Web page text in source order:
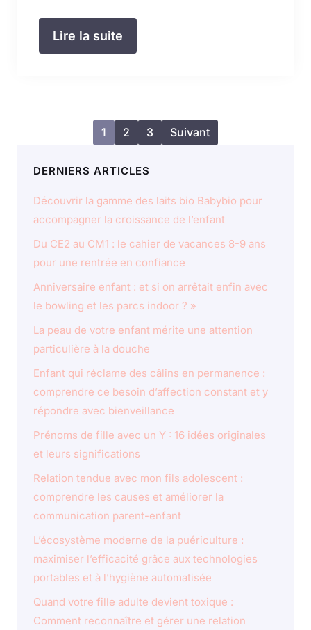
Lire la suite
1 2 3 Suivant
DERNIERS ARTICLES
Découvrir la gamme des laits bio Babybio pour
accompagner la croissance de l’enfant
Du CE2 au CM1 : le cahier de vacances 8-9 ans
pour une rentrée en confiance
Anniversaire enfant : et si on arrêtait enfin avec
le bowling et les parcs indoor ? »
La peau de votre enfant mérite une attention
particulière à la douche
Enfant qui réclame des câlins en permanence :
comprendre ce besoin d’affection constant et y
répondre avec bienveillance
Prénoms de fille avec un Y : 16 idées originales
et leurs significations
Relation tendue avec mon fils adolescent :
comprendre les causes et améliorer la
communication parent-enfant
L’écosystème moderne de la puériculture :
maximiser l’efficacité grâce aux technologies
portables et à l’hygiène automatisée
Quand votre fille adulte devient toxique :
Comment reconnaître et gérer une relation